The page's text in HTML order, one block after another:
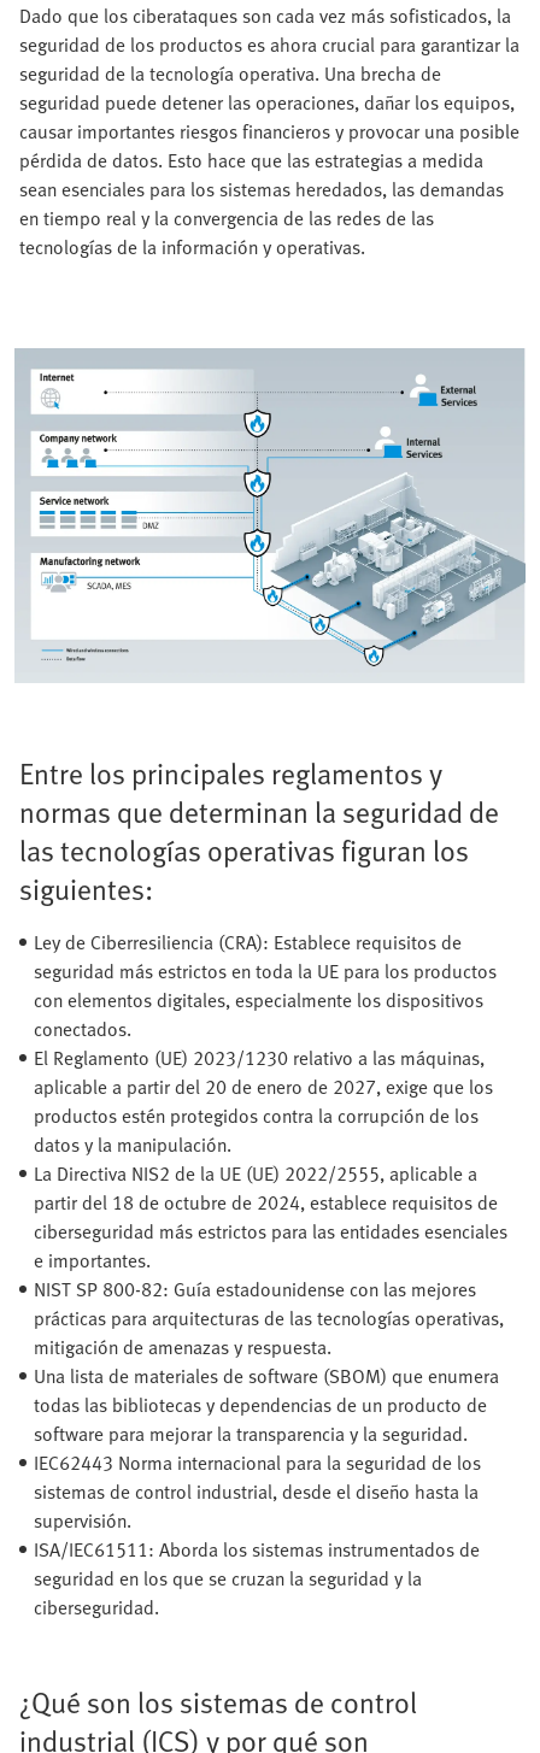
Dado que los ciberataques son cada vez más sofisticados, la
seguridad de los productos es ahora crucial para garantizar la
seguridad de la tecnología operativa. Una brecha de
seguridad puede detener las operaciones, dañar los equipos,
causar importantes riesgos financieros y provocar una posible
pérdida de datos. Esto hace que las estrategias a medida
sean esenciales para los sistemas heredados, las demandas
en tiempo real y la convergencia de las redes de las
tecnologías de la información y operativas.
Entre los principales reglamentos y
normas que determinan la seguridad de
las tecnologías operativas figuran los
siguientes:
Ley de Ciberresiliencia (CRA): Establece requisitos de
seguridad más estrictos en toda la UE para los productos
con elementos digitales, especialmente los dispositivos
conectados.
El Reglamento (UE) 2023/1230 relativo a las máquinas,
aplicable a partir del 20 de enero de 2027, exige que los
productos estén protegidos contra la corrupción de los
datos y la manipulación.
La Directiva NIS2 de la UE (UE) 2022/2555, aplicable a
partir del 18 de octubre de 2024, establece requisitos de
ciberseguridad más estrictos para las entidades esenciales
e importantes.
NIST SP 800-82: Guía estadounidense con las mejores
prácticas para arquitecturas de las tecnologías operativas,
mitigación de amenazas y respuesta.
Una lista de materiales de software (SBOM) que enumera
todas las bibliotecas y dependencias de un producto de
software para mejorar la transparencia y la seguridad.
IEC62443 Norma internacional para la seguridad de los
sistemas de control industrial, desde el diseño hasta la
supervisión.
ISA/IEC61511: Aborda los sistemas instrumentados de
seguridad en los que se cruzan la seguridad y la
ciberseguridad.
¿Qué son los sistemas de control
industrial (ICS) y por qué son